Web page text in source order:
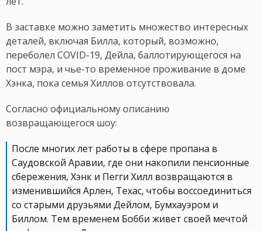
В заставке можно заметить множество интересных
деталей, включая Билла, который, возможно,
переболел COVID-19, Дейла, баллотирующегося на
пост мэра, и чье-то временное проживание в доме
Хэнка, пока семья Хиллов отсутствовала.
Согласно официальному описанию
возвращающегося шоу:
После многих лет работы в сфере пропана в
Саудовской Аравии, где они накопили пенсионные
сбережения, Хэнк и Пегги Хилл возвращаются в
изменившийся Арлен, Техас, чтобы воссоединиться
со старыми друзьями Дейлом, Бумхауэром и
Биллом. Тем временем Бобби живет своей мечтой